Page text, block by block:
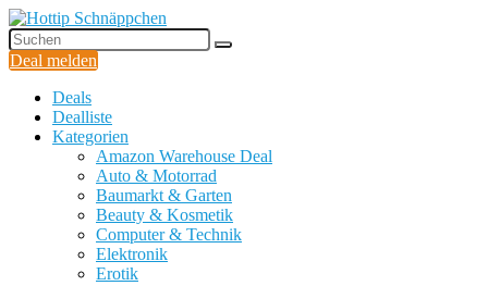
Deal melden
Deals
Dealliste
Kategorien
Amazon Warehouse Deal
Auto & Motorrad
Baumarkt & Garten
Beauty & Kosmetik
Computer & Technik
Elektronik
Erotik